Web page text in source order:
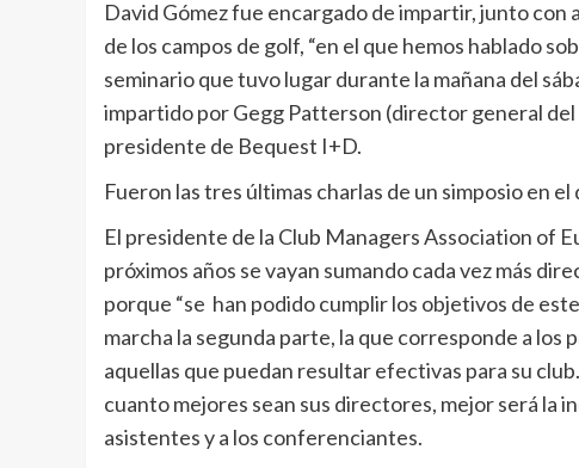
David Gómez fue encargado de impartir, junto
de los campos de golf, “en el que hemos hablado
seminario que tuvo lugar durante la mañana del
impartido por Gegg Patterson (director general del
presidente de Bequest I+D.
Fueron las tres últimas charlas de un simposio en
El presidente de la Club Managers Association of
próximos años se vayan sumando cada vez más
porque “se han podido cumplir los objetivos de
marcha la segunda parte, la que corresponde a
aquellas que puedan resultar efectivas para su
cuanto mejores sean sus directores, mejor será la
asistentes y a los conferenciantes.